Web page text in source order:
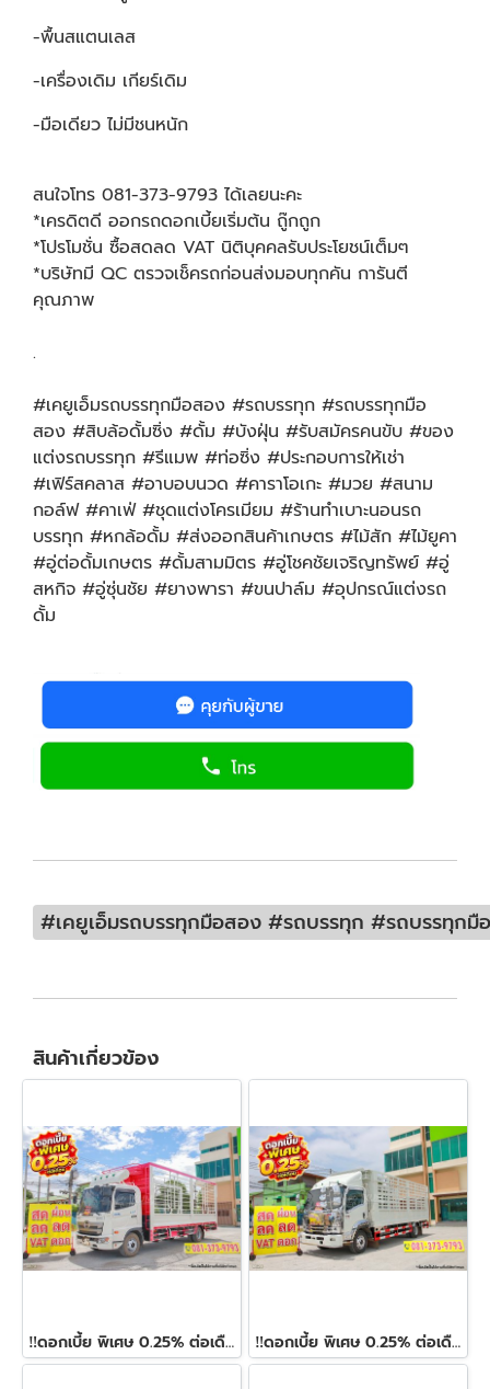
-พื้นสแตนเลส
-เครื่องเดิม เกียร์เดิม
-มือเดียว ไม่มีชนหนัก
สนใจโทร 081-373-9793 ได้เลยนะคะ
*เครดิตดี ออกรถดอกเบี้ยเริ่มต้น ถู๊กถูก
*โปรโมชั่น ซื้อสดลด VAT นิติบุคคลรับประโยชน์เต็มๆ
*บริษัทมี QC ตรวจเช็ครถก่อนส่งมอบทุกคัน การันตี
คุณภาพ
.
#เคยูเอ็มรถบรรทุกมือสอง #รถบรรทุก #รถบรรทุกมือ
สอง #สิบล้อดั้มซิ่ง #ดั้ม #บังฝุ่น #รับสมัครคนขับ #ของ
แต่งรถบรรทุก #รีแมพ #ท่อซิ่ง #ประกอบการให้เช่า
#เฟิร์สคลาส #อาบอบนวด #คาราโอเกะ #มวย #สนาม
กอล์ฟ #คาเฟ่ #ชุดแต่งโครเมียม #ร้านทำเบาะนอนรถ
บรรทุก #หกล้อดั้ม #ส่งออกสินค้าเกษตร #ไม้สัก #ไม้ยูคา
#อู่ต่อดั้มเกษตร #ดั้มสามมิตร #อู่โชคชัยเจริญทรัพย์ #อู่
สหกิจ #อู่ซุ่นชัย #ยางพารา #ขนปาล์ม #อุปกรณ์แต่งรถ
ดั้ม
#เคยูเอ็มรถบรรทุกมือสอง #รถบรรทุก #รถบรรทุ
สินค้าเกี่ยวข้อง
‼️ดอกเบี้ย พิเศษ 0.25% ต่อเดือน‼️หกล้อคอก HINO FC9J 210 แรง ปี 2566 ‼️ดอกเบี้ย พิเศษ 0.25% ต่อเดือน‼️หกล้อคอก ISUZU FRR 210 แรง ปี 2565